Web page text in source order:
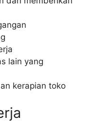
lain yang
kerapian toko